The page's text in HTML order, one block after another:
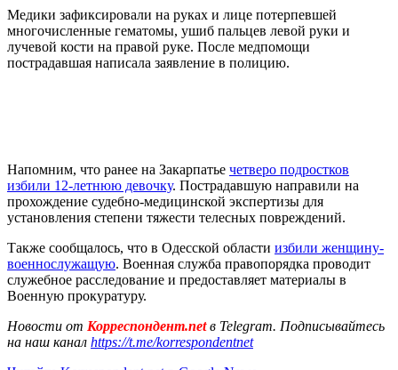
Медики зафиксировали на руках и лице потерпевшей
многочисленные гематомы, ушиб пальцев левой руки и
лучевой кости на правой руке. После медпомощи
пострадавшая написала заявление в полицию.
Напомним, что ранее на Закарпатье четверо подростков
избили 12-летнюю девочку. Пострадавшую направили на
прохождение судебно-медицинской экспертизы для
установления степени тяжести телесных повреждений.
Также сообщалось, что в Одесской области избили женщину-
военнослужащую. Военная служба правопорядка проводит
служебное расследование и предоставляет материалы в
Военную прокуратуру.
Новости от Корреспондент.netв Telegram. Подписывайтесь
на наш канал https://t.me/korrespondentnet